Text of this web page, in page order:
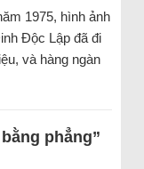
1975, hình ảnh
Độc Lập đã đi
và hàng ngàn
phẳng”